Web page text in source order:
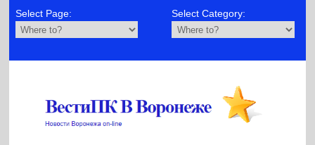
Select Page: Select Category: